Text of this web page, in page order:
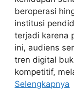
beroperasi
institusi
terjadi karena
ini, audiens
tren digital
kompetitif,
Selengkapnya